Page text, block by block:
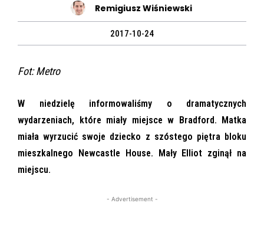
Remigiusz Wiśniewski
2017-10-24
Fot: Metro
W niedzielę informowaliśmy o dramatycznych
wydarzeniach, które miały miejsce w Bradford. Matka
miała wyrzucić swoje dziecko z szóstego piętra bloku
mieszkalnego Newcastle House. Mały Elliot zginął na
miejscu.
- Advertisement -